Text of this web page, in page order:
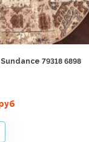
79318 6898